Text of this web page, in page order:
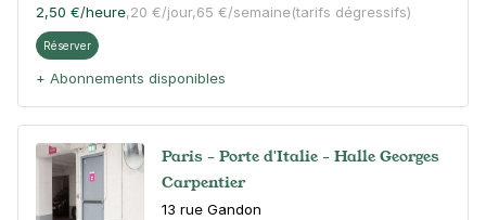
2,50 €/heure,20 €/jour,65 €/semaine(tarifs dégressifs)
Réserver
+ Abonnements disponibles
Paris - Porte d'Italie - Halle Georges
Carpentier
13 rue Gandon